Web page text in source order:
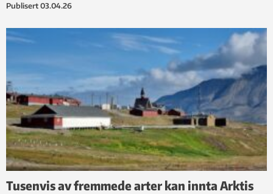
Publisert 03.04.26
Tusenvis av fremmede arter kan innta Arktis